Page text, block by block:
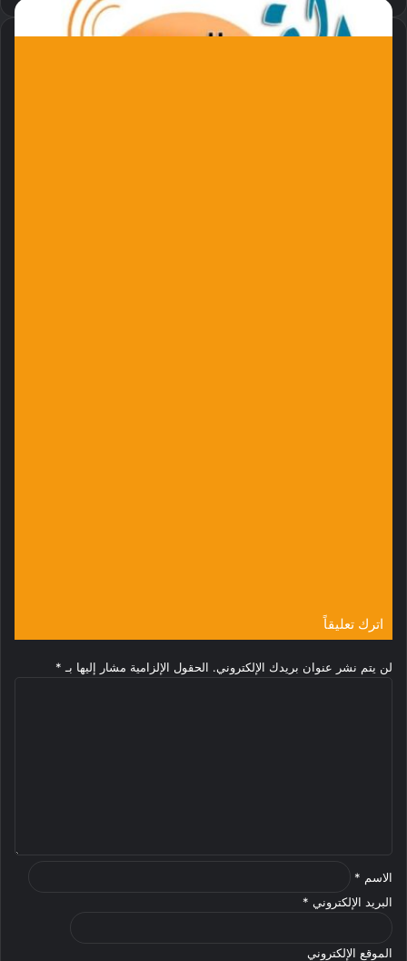
اترك تعليقاً
لن يتم نشر عنوان بريدك الإلكتروني. الحقول الإلزامية مشار إليها بـ *
الاسم *
البريد الإلكتروني *
الموقع الإلكتروني